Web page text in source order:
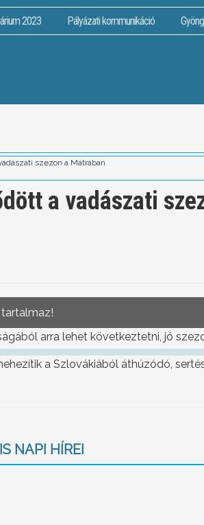
2023 Pályázati kommunikáció
szezon a Mátrában
a vadászati
arra lehet következtetni, jó
a Szlovákiából áthúzódó,
NAPI HÍREI